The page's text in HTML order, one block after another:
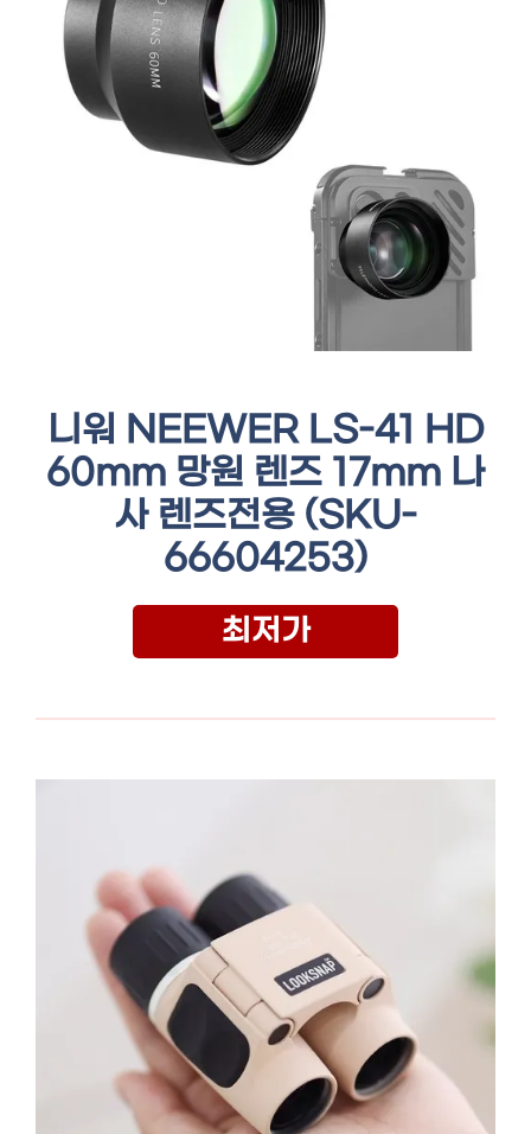
니워 NEEWER LS-41 HD
60mm 망원 렌즈 17mm 나
사 렌즈전용 (SKU-
66604253)
최저가